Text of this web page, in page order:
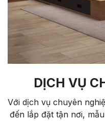
DỊCH VỤ
Với dịch vụ chuyên
đến lắp đặt tận nơi,